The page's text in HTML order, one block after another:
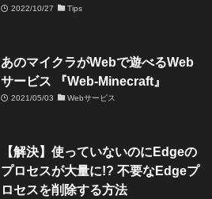
2022/10/27 Tips
あのマイクラがWebで遊べるWeb
サービス 『Web-Minecraft』
2021/05/03 Webサービス
【解決】使っていないのにEdgeの
プロセスが大量に!? 不要なEdgeプ
ロセスを削除する方法